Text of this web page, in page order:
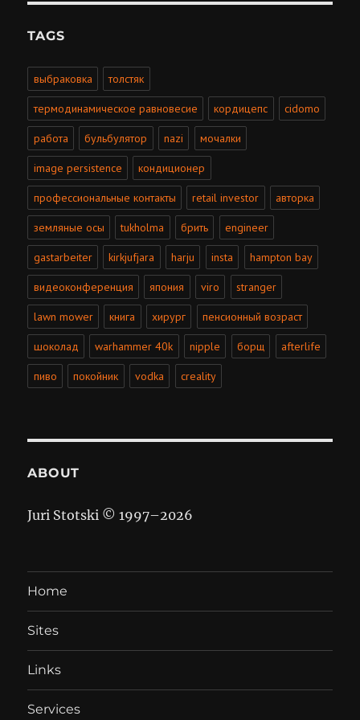
TAGS
выбраковка толстяк
термодинамическое равновесие кордицепс cidomo
работа бульбулятор nazi мочалки
image persistence кондиционер
профессиональные контакты retail investor авторка
земляные осы tukholma брить engineer
gastarbeiter kirkjufjara harju insta hampton bay
видеоконференция япония viro stranger
lawn mower книга хирург пенсионный возраст
шоколад warhammer 40k nipple борщ afterlife
пиво покойник vodka creality
ABOUT
Juri Stotski © 1997–2026
Home
Sites
Links
Services